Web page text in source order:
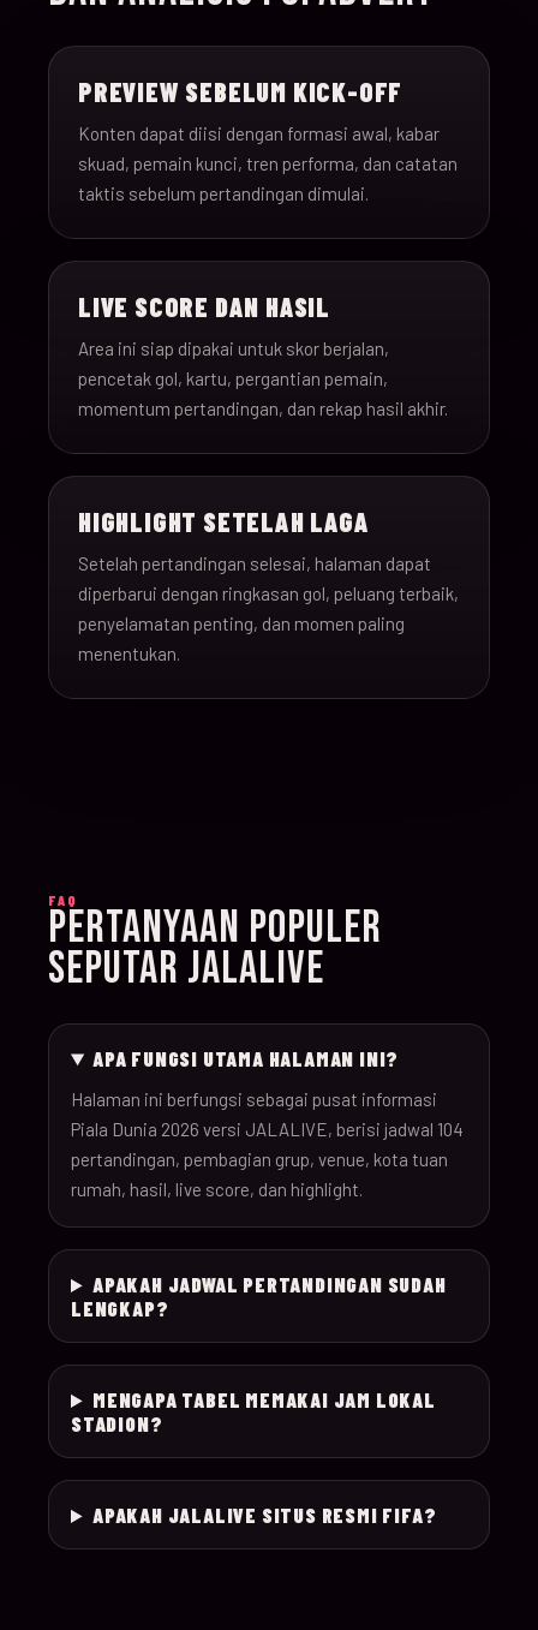
26
014
26
12:00 Spain v Cape Verde
15-Jun-
26
Iran v New Zealand
016
15-Jun-
12:00
017
16-Jun-
15:00 France v Senegal
018
26
18:00
019
16-Jun-
26
20:00 Argentina v Algeria
020 21:00 Austria v Jordan
26
023
17-Jun-
12:00
17-Jun-
26
18-Jun-
26
12:00
18-Jun-
26
Switzerland v
Herzegovina
027
18-Jun-
15:00 Canada v Qatar
028
26
19:00 Mexico v South
029 21:00 Brazil v Haiti
PREVIEW SEBELUM KICK-OFF
Konten dapat diisi dengan formasi awal, kabar
skuad, pemain kunci, tren performa, dan catatan
taktis sebelum pertandingan dimulai.
LIVE SCORE DAN HASIL
Area ini siap dipakai untuk skor berjalan,
pencetak gol, kartu, pergantian pemain,
momentum pertandingan, dan rekap hasil akhir.
HIGHLIGHT SETELAH LAGA
Setelah pertandingan selesai, halaman dapat
diperbarui dengan ringkasan gol, peluang terbaik,
penyelamatan penting, dan momen paling
menentukan.
FAQ
PERTANYAAN POPULER
SEPUTAR JALALIVE
APA FUNGSI UTAMA HALAMAN INI?
Halaman ini berfungsi sebagai pusat informasi
Piala Dunia 2026 versi JALALIVE, berisi jadwal 104
pertandingan, pembagian grup, venue, kota tuan
rumah, hasil, live score, dan highlight.
APAKAH JADWAL PERTANDINGAN SUDAH
LENGKAP?
MENGAPA TABEL MEMAKAI JAM LOKAL
STADION?
APAKAH JALALIVE SITUS RESMI FIFA?